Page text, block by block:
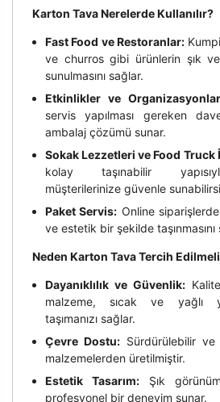
Karton Tava Nerelerde Kullanılır?
Fast Food ve Restoranlar:
ve churros gibi ürünlerin şık
sunulmasını sağlar.
Etkinlikler ve
servis yapılması gereken
ambalaj çözümü sunar.
Sokak Lezzetleri ve Food Truck
kolay taşınabilir
müşterilerinize güvenle
Paket Servis: Online
ve estetik bir şekilde taşınmasını
Neden Karton Tava Tercih
Dayanıklılık ve Güvenlik:
malzeme, sıcak ve yağlı
taşımanızı sağlar.
Çevre Dostu: Sürdürülebilir
malzemelerden üretilmiştir.
Estetik Tasarım: Şık
profesyonel bir deneyim sunar.